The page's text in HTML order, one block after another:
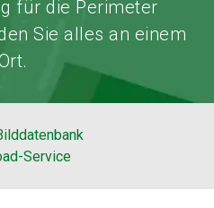
für die Perimeter
Sie alles an einem
Service